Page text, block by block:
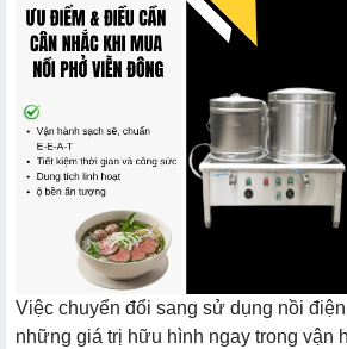
Việc chuyển đổi sang sử dụng nồi
những giá trị hữu hình ngay trong vận